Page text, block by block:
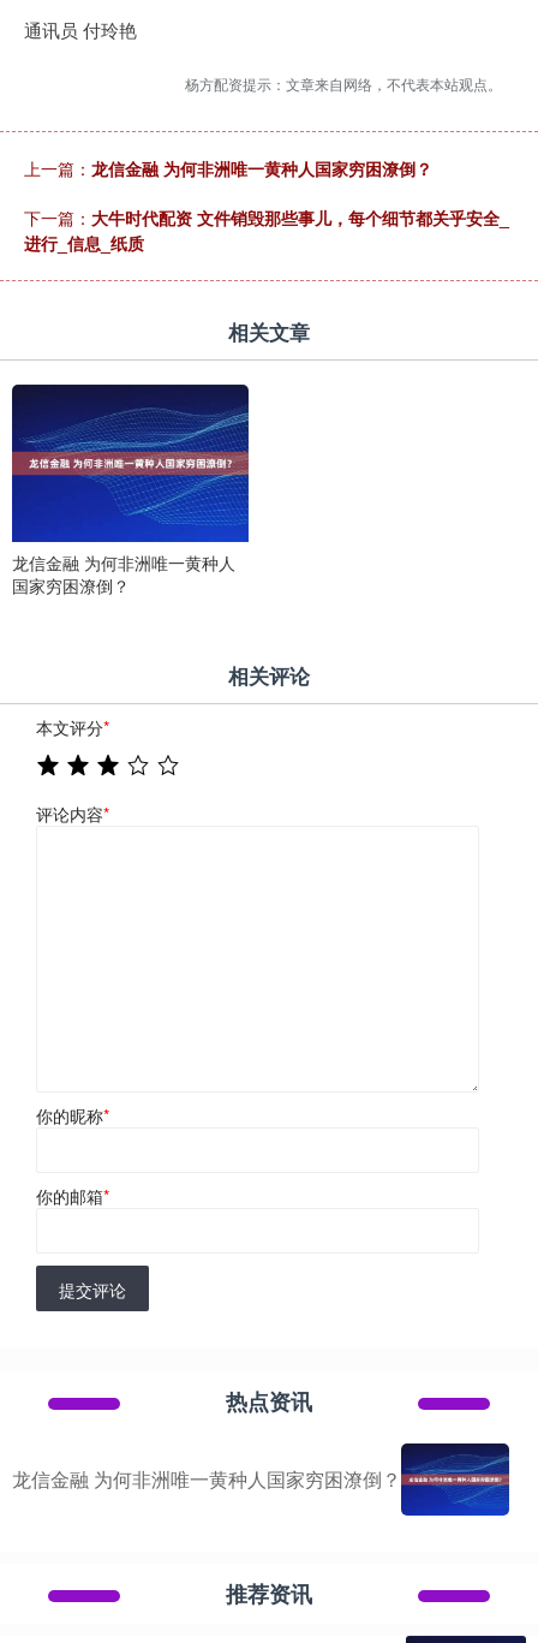
通讯员 付玲艳
杨方配资提示：文章来自网络，不代表本站观点。
上一篇： 龙信金融 为何非洲唯一黄种人国家穷困潦倒？
下一篇： 大牛时代配资 文件销毁那些事儿，每个细节都关乎安全_
进行_信息_纸质
相关文章
龙信金融 为何非洲唯一黄种人
国家穷困潦倒？
相关评论
本文评分*
评论内容*
你的昵称*
你的邮箱*
提交评论
热点资讯
龙信金融 为何非洲唯一黄种人国家穷困潦倒？
推荐资讯